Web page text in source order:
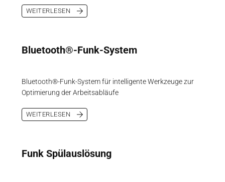
WEITERLESEN
Bluetooth®-Funk-System
Bluetooth®-Funk-System für intelligente Werkzeuge zur
Optimierung der Arbeitsabläufe
WEITERLESEN
Funk Spülauslösung